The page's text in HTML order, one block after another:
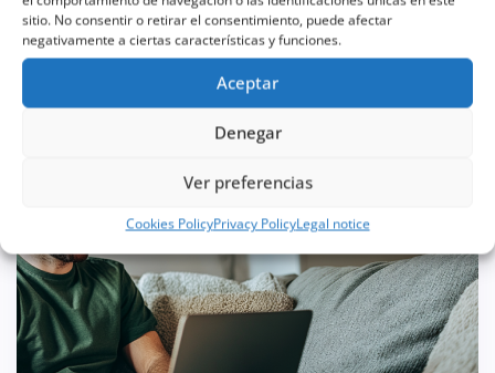
sitio. No consentir o retirar el consentimiento, puede afectar
negativamente a ciertas características y funciones.
Aceptar
Denegar
Ver preferencias
Cookies PolicyPrivacy PolicyLegal notice
How to find cheap flights